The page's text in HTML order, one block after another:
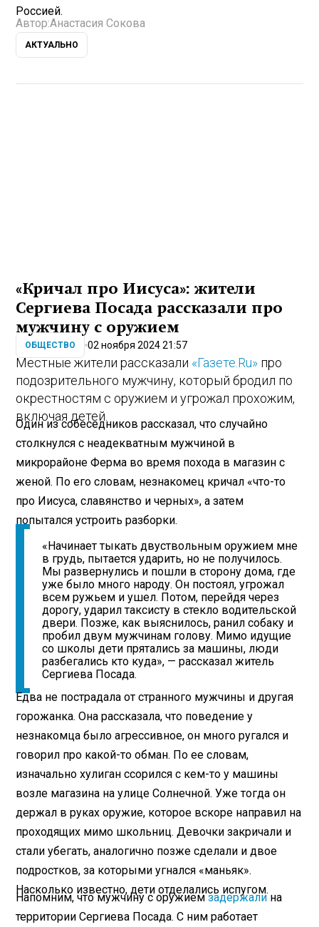
Россией.
Автор:Анастасия Сокова
АКТУАЛЬНО
«Кричал про Иисуса»: жители
Сергиева Посада рассказали про
мужчину с оружием
ОБЩЕСТВО 02 ноября 2024 21:57
Местные жители рассказали «Газете.Ru» про
подозрительного мужчину, который бродил по
окрестностям с оружием и угрожал прохожим,
включая детей.
Один из собеседников рассказал, что случайно
столкнулся с неадекватным мужчиной в
микрорайоне Ферма во время похода в магазин с
женой. По его словам, незнакомец кричал «что-то
про Иисуса, славянство и черных», а затем
попытался устроить разборки.
«Начинает тыкать двуствольным оружием мне
в грудь, пытается ударить, но не получилось.
Мы развернулись и пошли в сторону дома, где
уже было много народу. Он постоял, угрожал
всем ружьем и ушел. Потом, перейдя через
дорогу, ударил таксисту в стекло водительской
двери. Позже, как выяснилось, ранил собаку и
пробил двум мужчинам голову. Мимо идущие
со школы дети прятались за машины, люди
разбегались кто куда», — рассказал житель
Сергиева Посада.
Едва не пострадала от странного мужчины и другая
горожанка. Она рассказала, что поведение у
незнакомца было агрессивное, он много ругался и
говорил про какой-то обман. По ее словам,
изначально хулиган ссорился с кем-то у машины
возле магазина на улице Солнечной. Уже тогда он
держал в руках оружие, которое вскоре направил на
проходящих мимо школьниц. Девочки закричали и
стали убегать, аналогично позже сделали и двое
подростков, за которыми угнался «маньяк».
Насколько известно, дети отделались испугом.
Напомним, что мужчину с оружиемзадержалина
территории Сергиева Посада. С ним работает